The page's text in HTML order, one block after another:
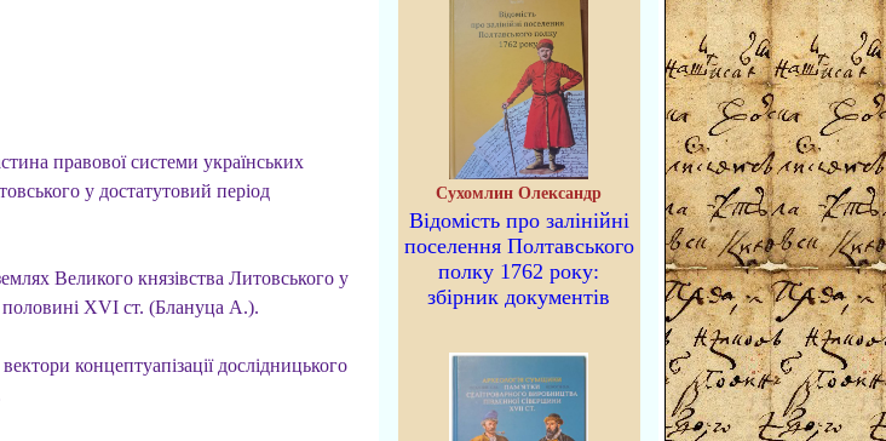
правової системи українських
у достатутовий період
Великого князівства Литовського у
XVI ст. (Блануца А.).
концептуапізації дослідницького
Сухомлин Олександр
Відомість про залінійні
поселення Полтавського
полку 1762 року:
збірник документів